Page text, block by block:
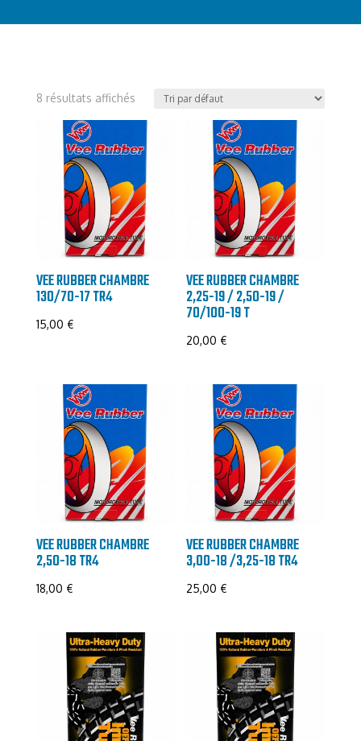
8 résultats affichés
VEE RUBBER CHAMBRE
130/70-17 TR4
15,00 €
VEE RUBBER CHAMBRE
2,25-19 / 2,50-19 /
70/100-19 T
20,00 €
VEE RUBBER CHAMBRE
2,50-18 TR4
18,00 €
VEE RUBBER CHAMBRE
3,00-18 /3,25-18 TR4
25,00 €